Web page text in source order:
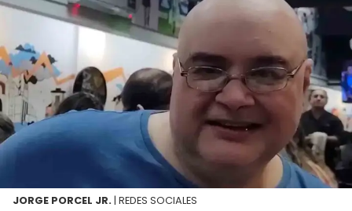
JORGE PORCEL JR. | REDES SOCIALES